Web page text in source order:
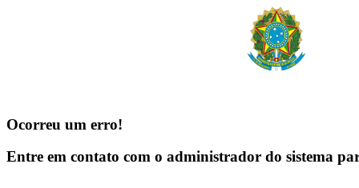
Ocorreu um erro!
Entre em contato com o administrador do sistema